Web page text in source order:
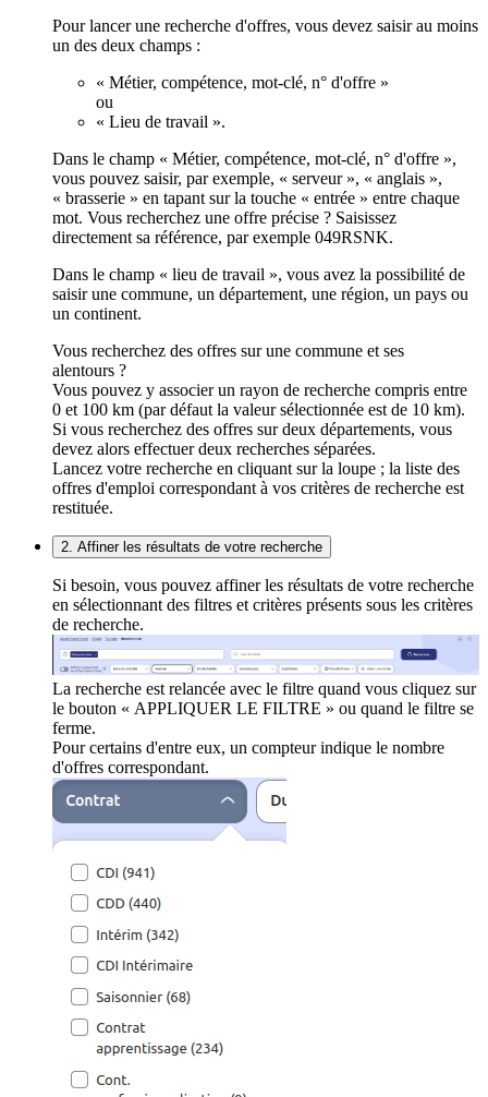
Pour lancer une recherche d'offres, vous devez saisir au moins
un des deux champs :
« Métier, compétence, mot-clé, n° d'offre »
ou
« Lieu de travail ».
Dans le champ « Métier, compétence, mot-clé, n° d'offre »,
vous pouvez saisir, par exemple, « serveur », « anglais »,
« brasserie » en tapant sur la touche « entrée » entre chaque
mot. Vous recherchez une offre précise ? Saisissez
directement sa référence, par exemple 049RSNK.
Dans le champ « lieu de travail », vous avez la possibilité de
saisir une commune, un département, une région, un pays ou
un continent.
Vous recherchez des offres sur une commune et ses
alentours ?
Vous pouvez y associer un rayon de recherche compris entre
0 et 100 km (par défaut la valeur sélectionnée est de 10 km).
Si vous recherchez des offres sur deux départements, vous
devez alors effectuer deux recherches séparées.
Lancez votre recherche en cliquant sur la loupe ; la liste des
offres d'emploi correspondant à vos critères de recherche est
restituée.
2. Affiner les résultats de votre recherche
Si besoin, vous pouvez affiner les résultats de votre recherche
en sélectionnant des filtres et critères présents sous les critères
de recherche.
La recherche est relancée avec le filtre quand vous cliquez sur
le bouton « APPLIQUER LE FILTRE » ou quand le filtre se
ferme.
Pour certains d'entre eux, un compteur indique le nombre
d'offres correspondant.